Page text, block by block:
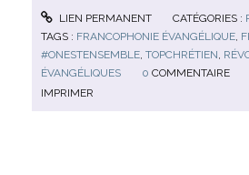
LIEN PERMANENT CATÉGORIES :
TAGS : FRANCOPHONIE ÉVANGÉLIQUE,
#ONESTENSEMBLE, TOPCHRÉTIEN
ÉVANGÉLIQUES
0 COMMENTAIRE
IMPRIMER